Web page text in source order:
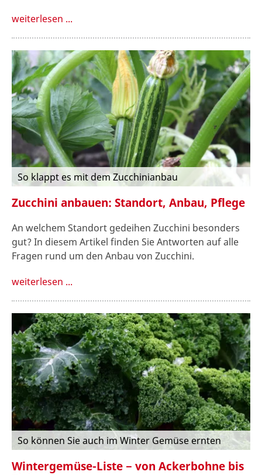
weiterlesen ...
So klappt es mit dem Zucchinianbau
Zucchini anbauen: Standort, Anbau, Pflege
An welchem Standort gedeihen Zucchini besonders
gut? In diesem Artikel finden Sie Antworten auf alle
Fragen rund um den Anbau von Zucchini.
weiterlesen ...
So können Sie auch im Winter Gemüse ernten
Wintergemüse-Liste − von Ackerbohne bis